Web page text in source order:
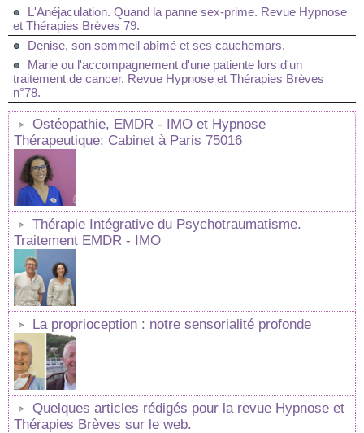
L'Anéjaculation. Quand la panne sex-prime. Revue Hypnose
et Thérapies Brèves 79.
Denise, son sommeil abîmé et ses cauchemars.
Marie ou l'accompagnement d'une patiente lors d'un
traitement de cancer. Revue Hypnose et Thérapies Brèves
n°78.
Ostéopathie, EMDR - IMO et Hypnose
Thérapeutique: Cabinet à Paris 75016
Thérapie Intégrative du Psychotraumatisme.
Traitement EMDR - IMO
La proprioception : notre sensorialité profonde
Quelques articles rédigés pour la revue Hypnose et
Thérapies Brèves sur le web.